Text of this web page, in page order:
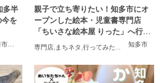
東海市
,大府市 知多市,東浦町,常滑市 南知多町
多半
今を
知多市
親子で立ち寄りたい！知多市にオ
ープンした絵本・児童書専門店
「ちいさな絵本屋 りった」へ行っ
てみた
専門店, まちネタ ,行ってみたレポ ,親子,家族